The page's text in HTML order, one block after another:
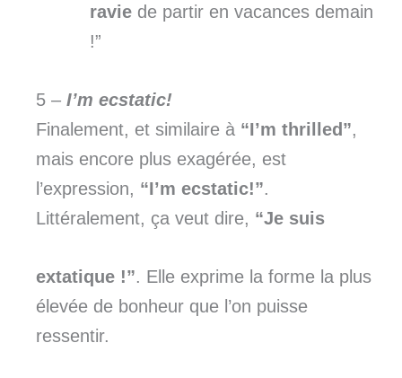
ravie de partir en vacances demain
!”
5 – I’m ecstatic!
Finalement, et similaire à “I’m thrilled”,
mais encore plus exagérée, est
l’expression, “I’m ecstatic!”.
Littéralement, ça veut dire, “Je suis
extatique !”. Elle exprime la forme la plus
élevée de bonheur que l’on puisse
ressentir.